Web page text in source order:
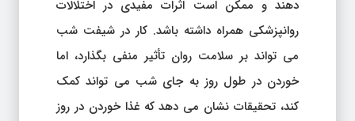
دهند و ممکن است اثرات مفیدی در اختلالات
روانپزشکی همراه داشته باشد. کار در شیفت شب
می تواند بر سلامت روان تأثیر منفی بگذارد، اما
خوردن در طول روز به جای شب می تواند کمک
کند، تحقیقات نشان می دهد که غذا خوردن در روز